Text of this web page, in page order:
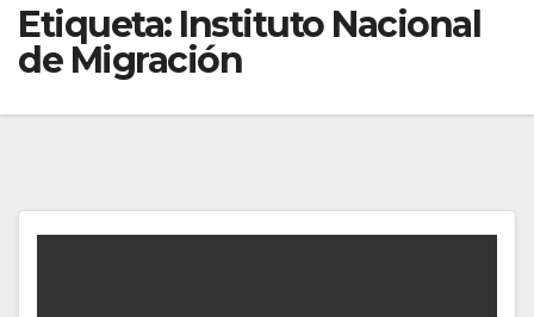
Etiqueta: Instituto Nacional
de Migración